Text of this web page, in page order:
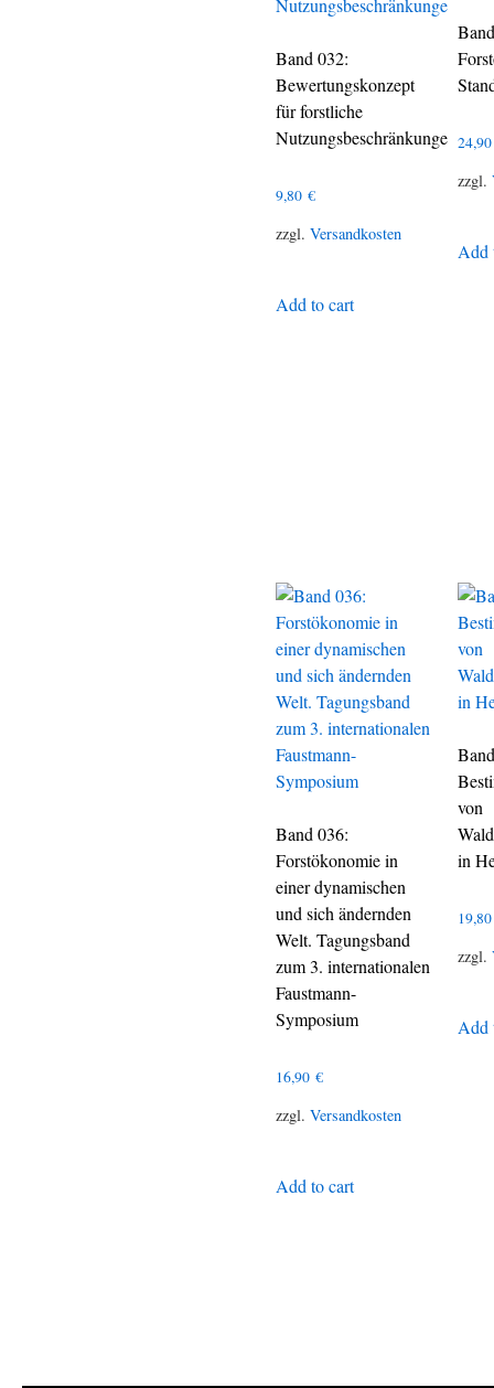
Band 032:
Bewertungskonzept
für forstliche
Nutzungsbeschränkunge
9,80 €
zzgl. Versandkosten
Add to cart
zzgl.
Add
Band 036:
Forstökonomie in
einer dynamischen
und sich ändernden
Welt. Tagungsband
zum 3. internationalen
Faustmann-
Symposium
16,90 €
zzgl. Versandkosten
Add to cart
von
in
zzgl.
Add